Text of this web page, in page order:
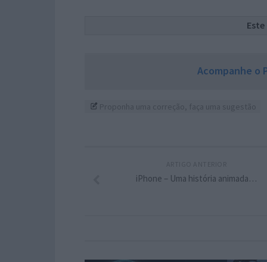
Acompanhe o
iPhone – Uma história animada…